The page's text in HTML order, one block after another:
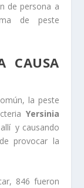
de persona a
de peste
CAUSA
la peste
Yersinia
y causando
provocar la
846 fueron